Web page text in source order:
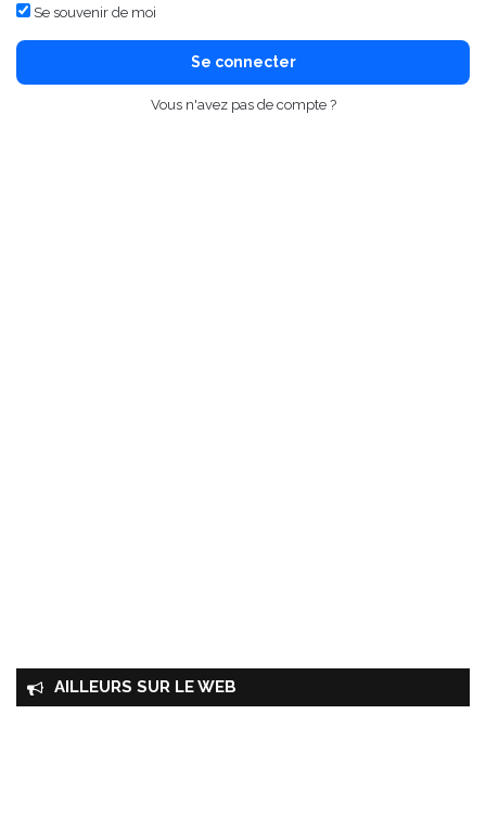
Se souvenir de moi
Se connecter
Vous n'avez pas de compte ?
AILLEURS SUR LE WEB